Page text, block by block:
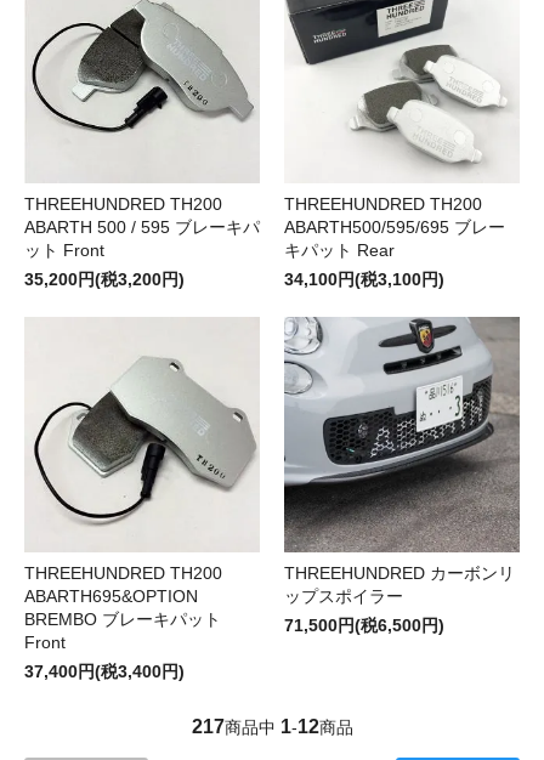
THREEHUNDRED TH200
ABARTH 500 / 595 ブレーキパ
ット Front
35,200円(税3,200円)
THREEHUNDRED TH200
ABARTH500/595/695 ブレー
キパット Rear
34,100円(税3,100円)
THREEHUNDRED TH200
ABARTH695&OPTION
BREMBO ブレーキパット
Front
37,400円(税3,400円)
THREEHUNDRED カーボンリ
ップスポイラー
71,500円(税6,500円)
217商品中 1-12商品